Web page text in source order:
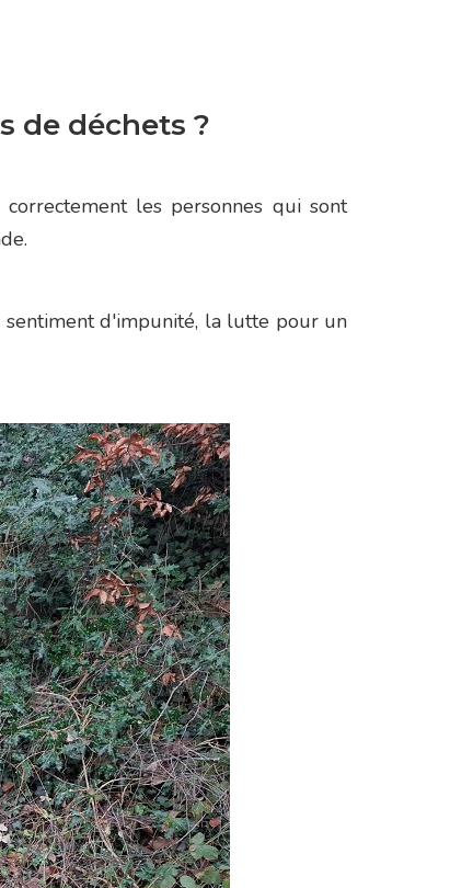
de déchets ?
les personnes qui sont
sentiment d'impunité, la lutte pour un